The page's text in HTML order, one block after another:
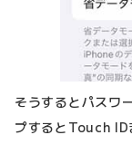
そうするとパスワ
プするとTouch ID